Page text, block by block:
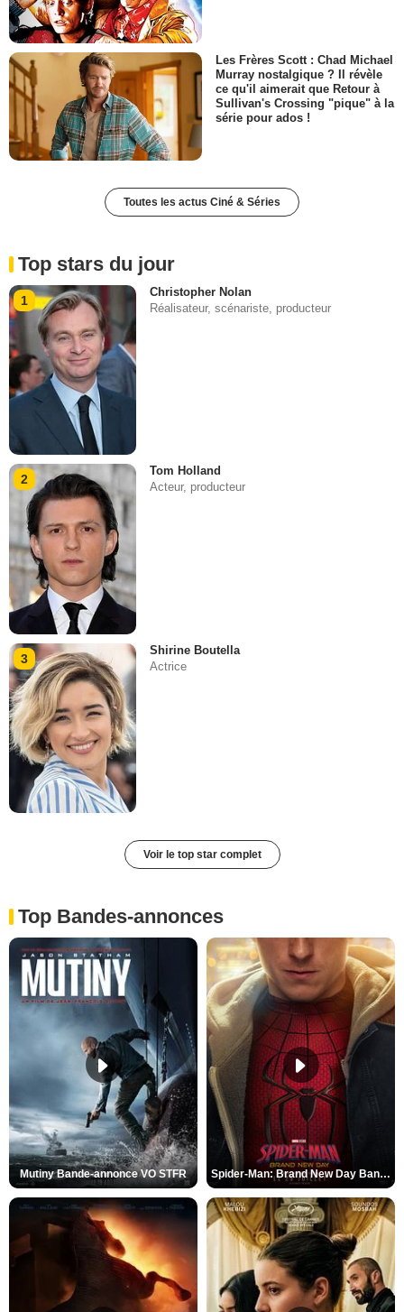
Les Frères Scott : Chad Michael
Murray nostalgique ? Il révèle
ce qu'il aimerait que Retour à
Sullivan's Crossing "pique" à la
série pour ados !
Toutes les actus Ciné & Séries
Top stars du jour
1
Christopher Nolan
Réalisateur, scénariste, producteur
2
Tom Holland
Acteur, producteur
3
Shirine Boutella
Actrice
Voir le top star complet
Top Bandes-annonces
Mutiny Bande-annonce VO STFR Spider-Man: Brand New Day Bande-annonce VO STFR